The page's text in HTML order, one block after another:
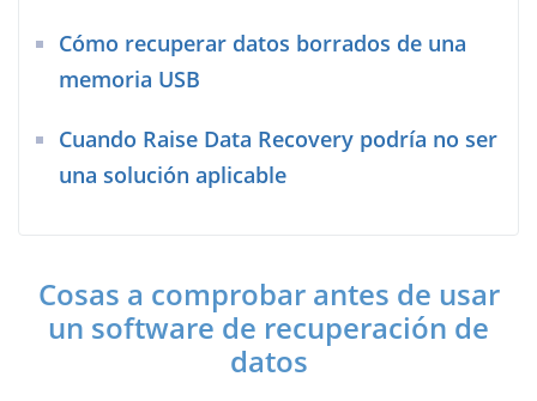
Cómo recuperar datos borrados de una
memoria USB
Cuando Raise Data Recovery podría no ser
una solución aplicable
Cosas a comprobar antes de usar
un software de recuperación de
datos